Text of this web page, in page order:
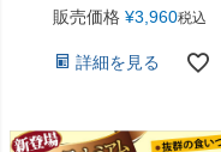
販売価格 ¥3,960税込
詳細を見る